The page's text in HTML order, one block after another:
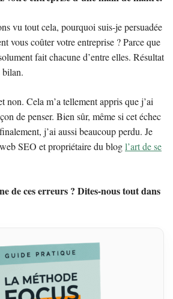
vu tout cela, pourquoi suis-je persuadée
vous coûter votre entreprise ? Parce que
fait chacune d’entre elles. Résultat
bilan.
non. Cela m’a tellement appris que j’ai
de penser. Bien sûr, même si cet échec
j’ai aussi beaucoup perdu. Je
SEO et propriétaire du blogl’art de se
de ces erreurs ? Dites-nous tout dans